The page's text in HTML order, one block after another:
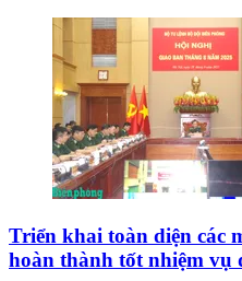
Triển khai toàn diện các
hoàn thành tốt nhiệm vụ